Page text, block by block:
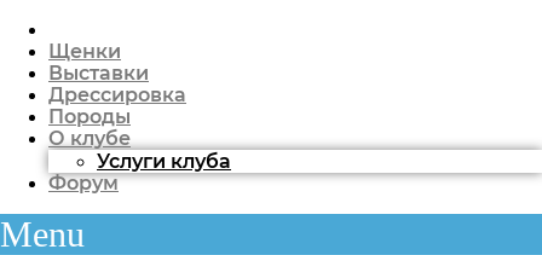
Щенки
Выставки
Дрессировка
Породы
О клубе
Услуги клуба
Форум
Menu